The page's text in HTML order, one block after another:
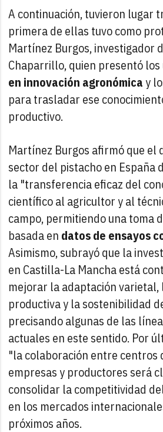
A continuación, tuvieron lugar
primera de ellas tuvo como
Martínez Burgos, investigador
Chaparrillo, quien presentó los
en innovación agronómicay
para trasladar ese
productivo.
Martínez Burgos afirmó que el
sector del pistacho en España
la "transferencia eficaz del
científico al agricultor y al
campo, permitiendo una toma
basada en datos de ensayos
Asimismo, subrayó que la
en Castilla-La Mancha está
mejorar la adaptación varietal,
productiva y la sostenibilidad
precisando algunas de las
actuales en este sentido. Por
"la colaboración entre centros
empresas y productores será
consolidar la competitividad
en los mercados
próximos años.